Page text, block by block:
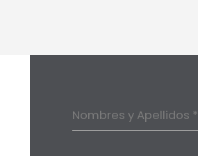
Nombres y Apellidos *